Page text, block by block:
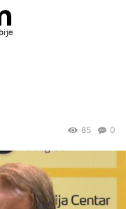
0
85